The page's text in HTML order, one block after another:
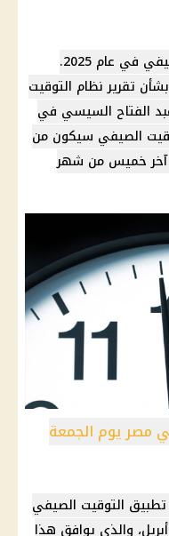
في عام 2025.
التوقيت
الفتاح السيسي في
الصيفي سيكون من
آخر خميس من شهر
مصر يوم الجمعة
التوقيت الصيفي
والذي يوافق هذا